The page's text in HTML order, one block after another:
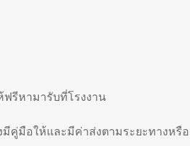
รีหามารับที่โรงงาน
คู่มือให้และมีค่าส่งตามระยะทางหรื